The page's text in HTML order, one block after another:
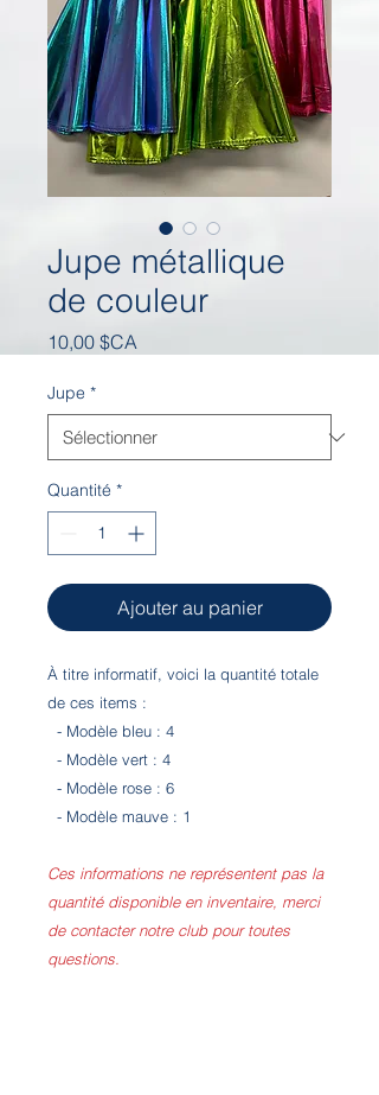
Jupe métallique
de couleur
10,00 $CA
Jupe *
Quantité *
Ajouter au panier
À titre informatif, voici la quantité totale
de ces items :
- Modèle bleu : 4
- Modèle vert : 4
- Modèle rose : 6
- Modèle mauve : 1
Ces informations ne représentent pas la
quantité disponible en inventaire, merci
de contacter notre club pour toutes
questions.